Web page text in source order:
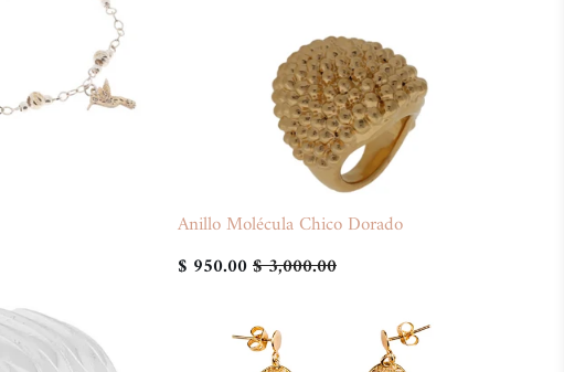
Anillo Molécula Chico Dorado
$ 950.00$ 3,000.00